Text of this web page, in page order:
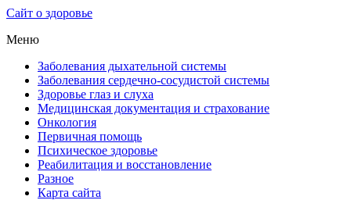
Сайт о здоровье
Меню
Заболевания дыхательной системы
Заболевания сердечно-сосудистой системы
Здоровье глаз и слуха
Медицинская документация и страхование
Онкология
Первичная помощь
Психическое здоровье
Реабилитация и восстановление
Разное
Карта сайта